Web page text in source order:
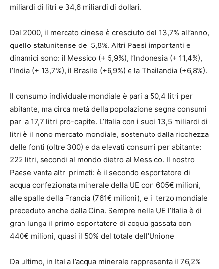
miliardi di litri e 34,6 miliardi di dollari.
Dal 2000, il mercato cinese è cresciuto del 13,7% all’anno,
quello statunitense del 5,8%. Altri Paesi importanti e
dinamici sono: il Messico (+ 5,9%), l’Indonesia (+ 11,4%),
l’India (+ 13,7%), il Brasile (+6,9%) e la Thailandia (+6,8%).
Il consumo individuale mondiale è pari a 50,4 litri per
abitante, ma circa metà della popolazione segna consumi
pari a 17,7 litri pro-capite. L’Italia con i suoi 13,5 miliardi di
litri è il nono mercato mondiale, sostenuto dalla ricchezza
delle fonti (oltre 300) e da elevati consumi per abitante:
222 litri, secondi al mondo dietro al Messico. Il nostro
Paese vanta altri primati: è il secondo esportatore di
acqua confezionata minerale della UE con 605€ milioni,
alle spalle della Francia (761€ milioni), e il terzo mondiale
preceduto anche dalla Cina. Sempre nella UE l’Italia è di
gran lunga il primo esportatore di acqua gassata con
440€ milioni, quasi il 50% del totale dell’Unione.
Da ultimo, in Italia l’acqua minerale rappresenta il 76,2%